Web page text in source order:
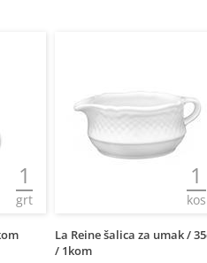
La Reine šalica za umak / 35cl
/ 1kom